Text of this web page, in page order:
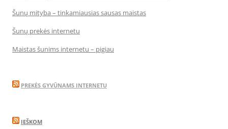
Šunų mityba – tinkamiausias sausas maistas
Šunų prekės internetu
Maistas šunims internetu – pigiau
PREKĖS GYVŪNAMS INTERNETU
IEŠKOM